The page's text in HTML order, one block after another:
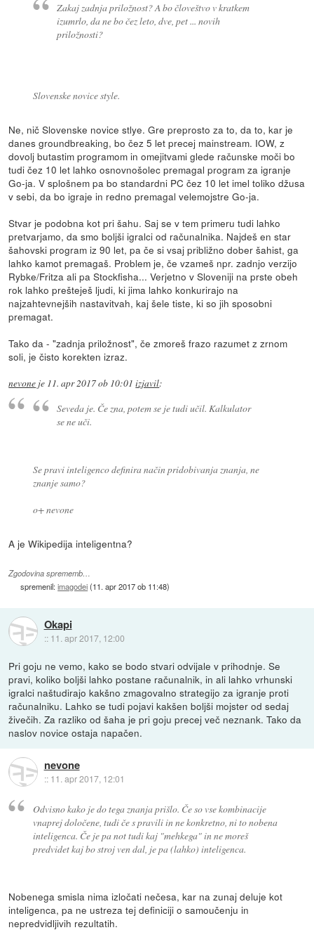
Zakaj zadnja priložnost? A bo človeštvo v kratkem
izumrlo, da ne bo čez leto, dve, pet ... novih
priložnosti?
Slovenske novice style.
Ne, nič Slovenske novice stlye. Gre preprosto za to, da to, kar je
danes groundbreaking, bo čez 5 let precej mainstream. IOW, z
dovolj butastim programom in omejitvami glede računske moči bo
tudi čez 10 let lahko osnovnošolec premagal program za igranje
Go-ja. V splošnem pa bo standardni PC čez 10 let imel toliko džusa
v sebi, da bo igraje in redno premagal velemojstre Go-ja.
Stvar je podobna kot pri šahu. Saj se v tem primeru tudi lahko
pretvarjamo, da smo boljši igralci od računalnika. Najdeš en star
šahovski program iz 90 let, pa če si vsaj približno dober šahist, ga
lahko kamot premagaš. Problem je, če vzameš npr. zadnjo verzijo
Rybke/Fritza ali pa Stockfisha... Verjetno v Sloveniji na prste obeh
rok lahko prešteješ ljudi, ki jima lahko konkurirajo na
najzahtevnejših nastavitvah, kaj šele tiste, ki so jih sposobni
premagat.
Tako da - "zadnja priložnost", če zmoreš frazo razumet z zrnom
soli, je čisto korekten izraz.
nevone je 11. apr 2017 ob 10:01 izjavil:
Seveda je. Če zna, potem se je tudi učil. Kalkulator
se ne uči.
Se pravi inteligenco definira način pridobivanja znanja, ne
znanje samo?
o+ nevone
A je Wikipedija inteligentna?
Zgodovina sprememb…
spremenil:imagodei(11. apr 2017 ob 11:48)
Okapi
:: 11. apr 2017, 12:00
Pri goju ne vemo, kako se bodo stvari odvijale v prihodnje. Se
pravi, koliko boljši lahko postane računalnik, in ali lahko vrhunski
igralci naštudirajo kakšno zmagovalno strategijo za igranje proti
računalniku. Lahko se tudi pojavi kakšen boljši mojster od sedaj
živečih. Za razliko od šaha je pri goju precej več neznank. Tako da
naslov novice ostaja napačen.
nevone
:: 11. apr 2017, 12:01
Odvisno kako je do tega znanja prišlo. Če so vse kombinacije
vnaprej določene, tudi če s pravili in ne konkretno, ni to nobena
inteligenca. Če je pa not tudi kaj "mehkega" in ne moreš
predvidet kaj bo stroj ven dal, je pa (lahko) inteligenca.
Nobenega smisla nima izločati nečesa, kar na zunaj deluje kot
inteligenca, pa ne ustreza tej definiciji o samoučenju in
nepredvidljivih rezultatih.